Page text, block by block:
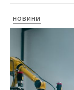
НОВИНИ